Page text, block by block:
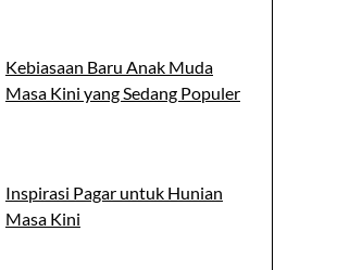
Kebiasaan Baru Anak Muda
Masa Kini yang Sedang Populer
Inspirasi Pagar untuk Hunian
Masa Kini